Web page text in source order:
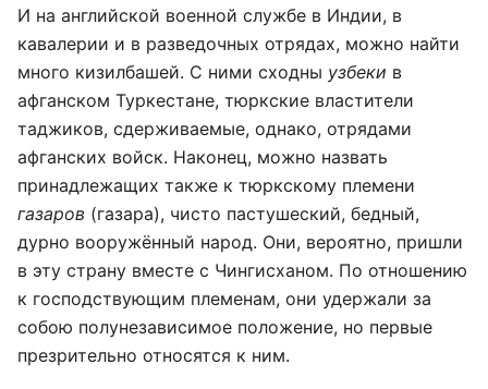
И на английской военной службе в Индии, в
кавалерии и в разведочных отрядах, можно найти
много кизилбашей. С ними сходны узбеки в
афганском Туркестане, тюркские властители
таджиков, сдерживаемые, однако, отрядами
афганских войск. Наконец, можно назвать
принадлежащих также к тюркскому племени
газаров (газара), чисто пастушеский, бедный,
дурно вооружённый народ. Они, вероятно, пришли
в эту страну вместе с Чингисханом. По отношению
к господствующим племенам, они удержали за
собою полунезависимое положение, но первые
презрительно относятся к ним.